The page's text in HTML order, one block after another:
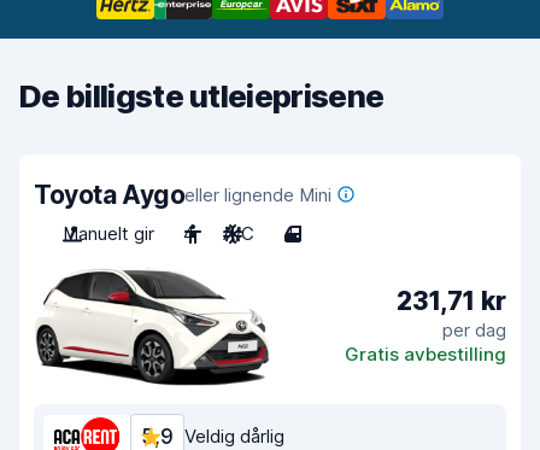
De billigste utleieprisene
Toyota Aygoeller lignende Mini
Manuelt gir
4 A/C 4
231,71 kr
per dag
Gratis avbestilling
5,9 Veldig dårlig